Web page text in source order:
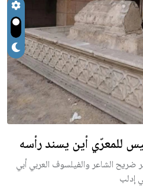
للمعرّي أين يسند رأسه
الشاعر والفيلسوف العربي أبي
إدلب